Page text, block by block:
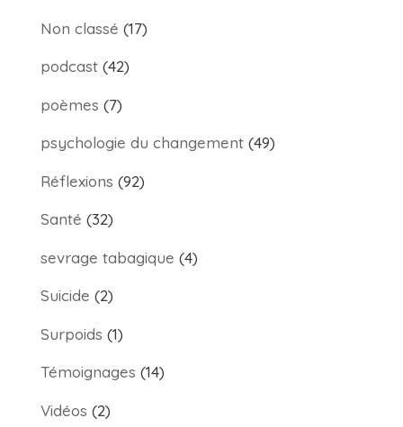
Non classé (17)
podcast(42)
poèmes (7)
psychologie du changement(49)
Réflexions (92)
Santé (32)
sevrage tabagique (4)
Suicide (2)
Surpoids (1)
Témoignages (14)
Vidéos (2)